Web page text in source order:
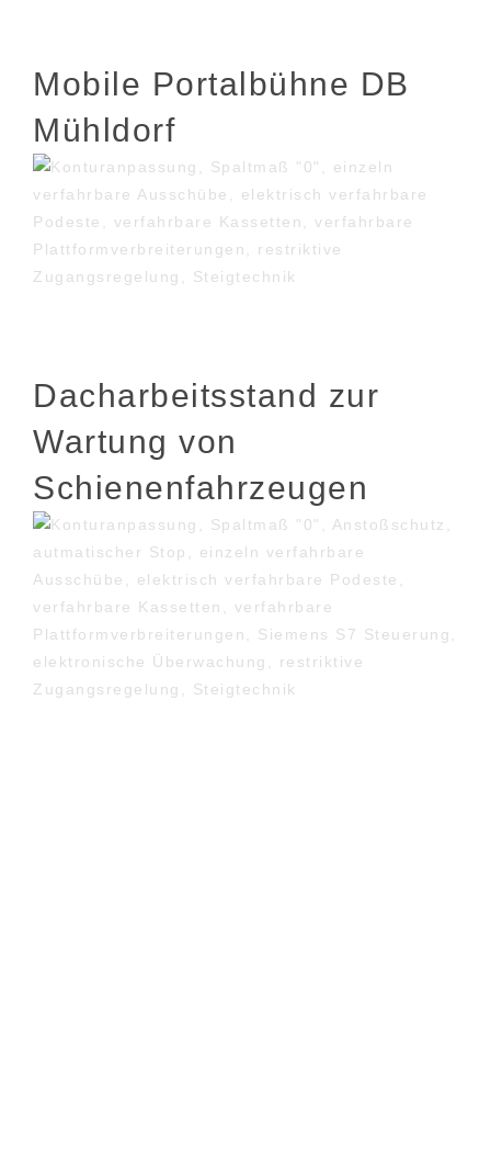
Mobile Portalbühne DB
Mühldorf
Dacharbeitsstand zur
Wartung von
Schienenfahrzeugen